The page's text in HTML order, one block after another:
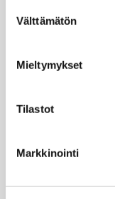
valinta
Välttämätön
Mieltymykset
Tilastot
Markkinointi
KirVESTES 2025-
Palkkaus
Työttömyys ja